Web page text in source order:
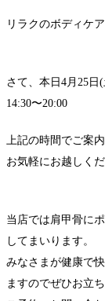
リラクのボディケ
さて、本日4月25日
14:30〜20:00
上記の時間でご案
お気軽にお越しくだ
当店では肩甲骨に
してまいります。
みなさまが健康で
ますのでぜひお立